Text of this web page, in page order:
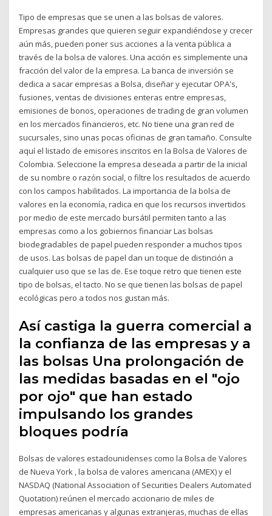
Tipo de empresas que se unen a las bolsas de valores.
Empresas grandes que quieren seguir expandiéndose y crecer
aún más, pueden poner sus acciones a la venta pública a
través de la bolsa de valores. Una acción es simplemente una
fracción del valor de la empresa. La banca de inversión se
dedica a sacar empresas a Bolsa, diseñar y ejecutar OPA's,
fusiones, ventas de divisiones enteras entre empresas,
emisiones de bonos, operaciones de trading de gran volumen
en los mercados financieros, etc. No tiene una gran red de
sucursales, sino unas pocas oficinas de gran tamaño. Consulte
aquí el listado de emisores inscritos en la Bolsa de Valores de
Colombia. Seleccione la empresa deseada a partir de la inicial
de su nombre o razón social, o filtre los resultados de acuerdo
con los campos habilitados. La importancia de la bolsa de
valores en la economía, radica en que los recursos invertidos
por medio de este mercado bursátil permiten tanto a las
empresas como a los gobiernos financiar Las bolsas
biodegradables de papel pueden responder a muchos tipos
de usos. Las bolsas de papel dan un toque de distinción a
cualquier uso que se las de. Ese toque retro que tienen este
tipo de bolsas, el tacto. No se que tienen las bolsas de papel
ecológicas pero a todos nos gustan más.
Así castiga la guerra comercial a
la confianza de las empresas y a
las bolsas Una prolongación de
las medidas basadas en el "ojo
por ojo" que han estado
impulsando los grandes
bloques podría
Bolsas de valores estadounidenses como la Bolsa de Valores
de Nueva York , la bolsa de valores americana (AMEX) y el
NASDAQ (National Association of Securities Dealers Automated
Quotation) reúnen el mercado accionario de miles de
empresas americanas y algunas extranjeras, muchas de ellas